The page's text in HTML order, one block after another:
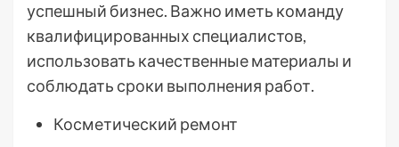
успешный бизнес. Важно иметь команду
квалифицированных специалистов,
использовать качественные материалы и
соблюдать сроки выполнения работ.
Косметический ремонт